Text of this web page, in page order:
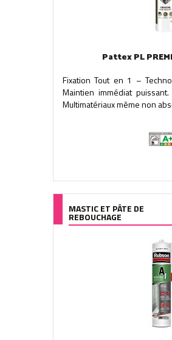
Pattex PL
Fixation Tout en 1 –
Maintien immédiat
Multimatériaux même non
MASTIC ET PÂTE DE
REBOUCHAGE